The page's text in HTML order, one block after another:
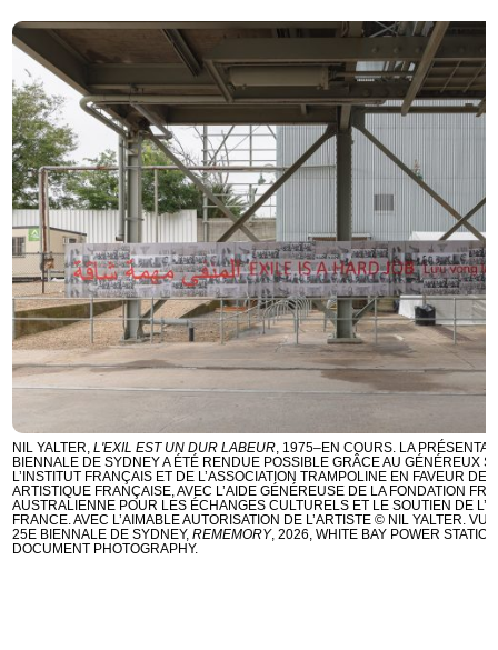
NIL YALTER,L'EXIL EST UN DUR LABEUR, 1975–EN COURS. LA
BIENNALE DE SYDNEY A ÉTÉ RENDUE POSSIBLE GRÂCE AU GÉNÉREUX
L’INSTITUT FRANÇAIS ET DE L’ASSOCIATION TRAMPOLINE EN FAVEUR DE
ARTISTIQUE FRANÇAISE, AVEC L’AIDE GÉNÉREUSE DE LA FONDATION
AUSTRALIENNE POUR LES ÉCHANGES CULTURELS ET LE SOUTIEN DE
FRANCE. AVEC L’AIMABLE AUTORISATION DE L’ARTISTE © NIL YALTER.
25E BIENNALE DE SYDNEY,REMEMORY, 2026, WHITE BAY POWER
DOCUMENT PHOTOGRAPHY.